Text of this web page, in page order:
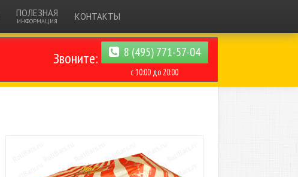
ПОЛЕЗНАЯ
ИНФОРМАЦИЯ КОНТАКТЫ
Звоните: 8 (495) 771-57-04
с 10:00 до 20:00